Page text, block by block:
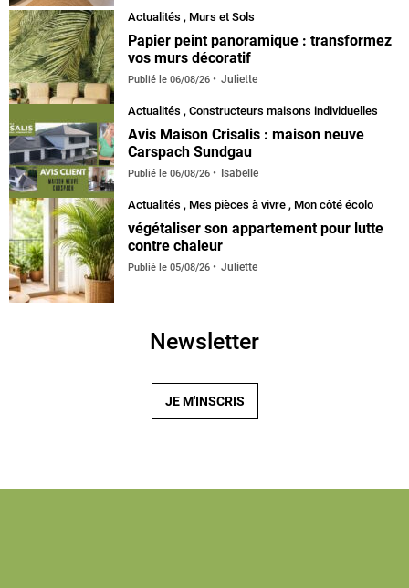
Actualités , Murs et Sols
Papier peint panoramique : transformez
vos murs décoratif
Publié le 06/08/26 Juliette
Actualités , Constructeurs maisons individuelles
Avis Maison Crisalis : maison neuve
Carspach Sundgau
Publié le 06/08/26 Isabelle
Actualités , Mes pièces à vivre , Mon côté écolo
végétaliser son appartement pour lutte
contre chaleur
Publié le 05/08/26 Juliette
Newsletter
JE M'INSCRIS